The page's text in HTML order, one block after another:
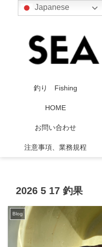
釣り、クル－ジング、ボー
釣り Fishing
HOME
お問い合わせ
注意事項、業務規程
2026 5 17 釣果
Blog
Japanese